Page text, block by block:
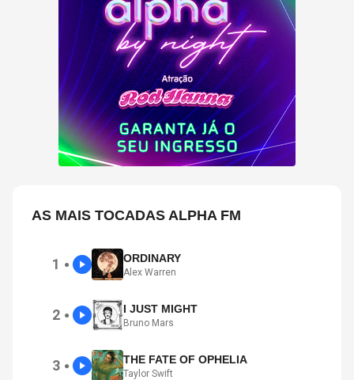
AS MAIS TOCADAS ALPHA FM
1 ● ORDINARY
Alex Warren
2 ● I JUST MIGHT
Bruno Mars
3 ● THE FATE OF OPHELIA
Taylor Swift